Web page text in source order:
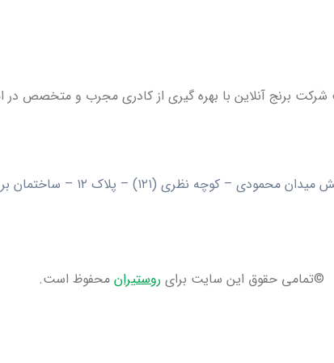
برنج آنلاین با بهره گیری از کادری مجرب و متخصص در
نظری (۱۲۱) – پلاک ۱۲ – ساختمان برنج آنلاین
©تمامی حقوق این سایت برای روستیران محفوظ است.